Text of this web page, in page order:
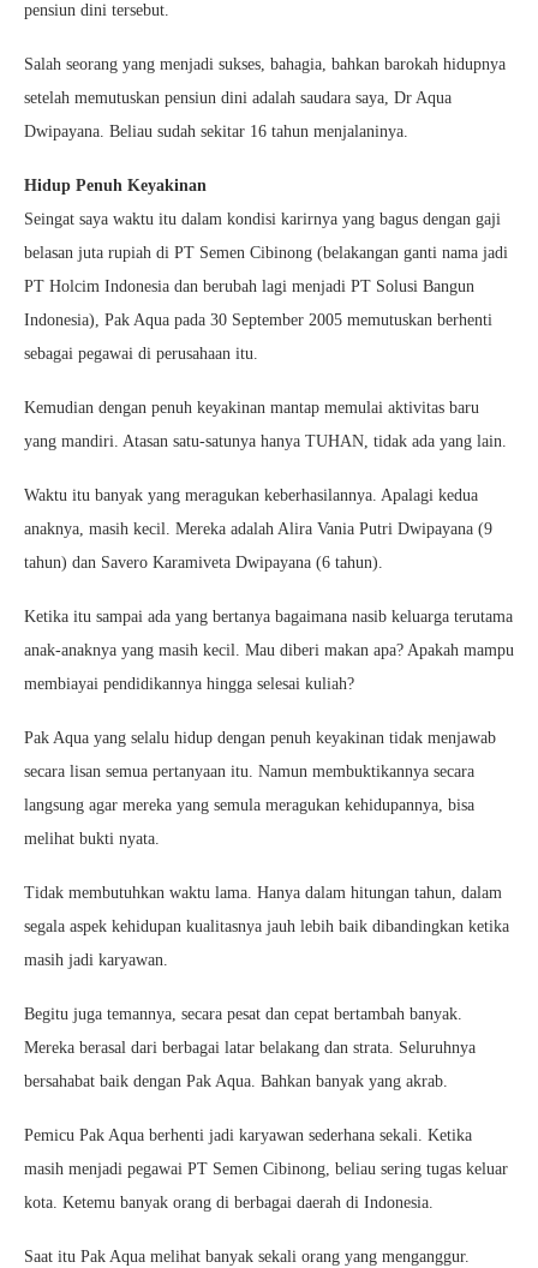
pensiun dini tersebut.
Salah seorang yang menjadi sukses, bahagia, bahkan barokah hidupnya
setelah memutuskan pensiun dini adalah saudara saya, Dr Aqua
Dwipayana. Beliau sudah sekitar 16 tahun menjalaninya.
Hidup Penuh Keyakinan
Seingat saya waktu itu dalam kondisi karirnya yang bagus dengan gaji
belasan juta rupiah di PT Semen Cibinong (belakangan ganti nama jadi
PT Holcim Indonesia dan berubah lagi menjadi PT Solusi Bangun
Indonesia), Pak Aqua pada 30 September 2005 memutuskan berhenti
sebagai pegawai di perusahaan itu.
Kemudian dengan penuh keyakinan mantap memulai aktivitas baru
yang mandiri. Atasan satu-satunya hanya TUHAN, tidak ada yang lain.
Waktu itu banyak yang meragukan keberhasilannya. Apalagi kedua
anaknya, masih kecil. Mereka adalah Alira Vania Putri Dwipayana (9
tahun) dan Savero Karamiveta Dwipayana (6 tahun).
Ketika itu sampai ada yang bertanya bagaimana nasib keluarga terutama
anak-anaknya yang masih kecil. Mau diberi makan apa? Apakah mampu
membiayai pendidikannya hingga selesai kuliah?
Pak Aqua yang selalu hidup dengan penuh keyakinan tidak menjawab
secara lisan semua pertanyaan itu. Namun membuktikannya secara
langsung agar mereka yang semula meragukan kehidupannya, bisa
melihat bukti nyata.
Tidak membutuhkan waktu lama. Hanya dalam hitungan tahun, dalam
segala aspek kehidupan kualitasnya jauh lebih baik dibandingkan ketika
masih jadi karyawan.
Begitu juga temannya, secara pesat dan cepat bertambah banyak.
Mereka berasal dari berbagai latar belakang dan strata. Seluruhnya
bersahabat baik dengan Pak Aqua. Bahkan banyak yang akrab.
Pemicu Pak Aqua berhenti jadi karyawan sederhana sekali. Ketika
masih menjadi pegawai PT Semen Cibinong, beliau sering tugas keluar
kota. Ketemu banyak orang di berbagai daerah di Indonesia.
Saat itu Pak Aqua melihat banyak sekali orang yang menganggur.